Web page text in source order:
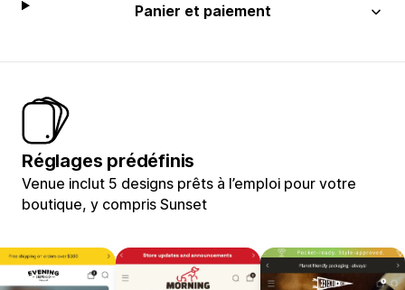
Panier et paiement
Réglages prédéfinis
Venue inclut 5 designs prêts à l’emploi pour votre
boutique, y compris Sunset